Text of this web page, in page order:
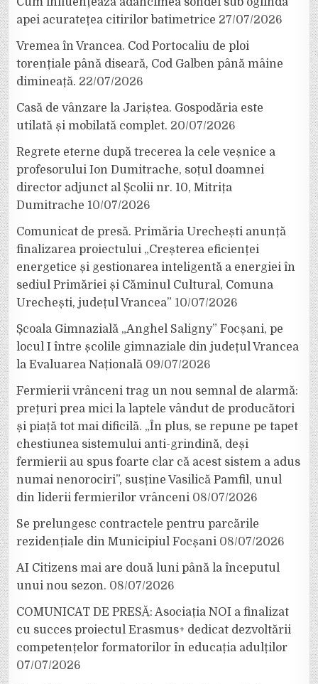
apei acuratețea citirilor batimetrice 27/07/2026
Vremea în Vrancea. Cod Portocaliu de ploi
torențiale până diseară, Cod Galben până mâine
dimineață. 22/07/2026
Casă de vânzare la Jariștea. Gospodăria este
utilată și mobilată complet. 20/07/2026
Regrete eterne după trecerea la cele veșnice a
profesorului Ion Dumitrache, soțul doamnei
director adjunct al Școlii nr. 10, Mitrița
Dumitrache 10/07/2026
Comunicat de presă. Primăria Urechești anunță
finalizarea proiectului „Creșterea eficienței
energetice și gestionarea inteligentă a energiei în
sediul Primăriei și Căminul Cultural, Comuna
Urechești, județul Vrancea” 10/07/2026
Școala Gimnazială „Anghel Saligny” Focșani, pe
locul I între școlile gimnaziale din județul Vrancea
la Evaluarea Națională 09/07/2026
Fermierii vrânceni trag un nou semnal de alarmă:
prețuri prea mici la laptele vândut de producători
și piață tot mai dificilă. „În plus, se repune pe tapet
chestiunea sistemului anti-grindină, deși
fermierii au spus foarte clar că acest sistem a adus
numai nenorociri”, susține Vasilică Pamfil, unul
din liderii fermierilor vrânceni 08/07/2026
Se prelungesc contractele pentru parcările
rezidențiale din Municipiul Focșani 08/07/2026
AI Citizens mai are două luni până la începutul
unui nou sezon. 08/07/2026
COMUNICAT DE PRESĂ: Asociația NOI a finalizat
cu succes proiectul Erasmus+ dedicat dezvoltării
competențelor formatorilor în educația adulților
07/07/2026